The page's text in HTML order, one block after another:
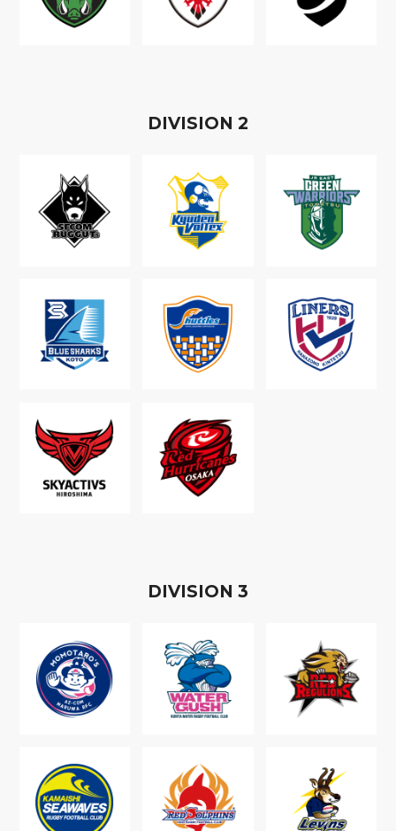
DIVISION 2
DIVISION 3